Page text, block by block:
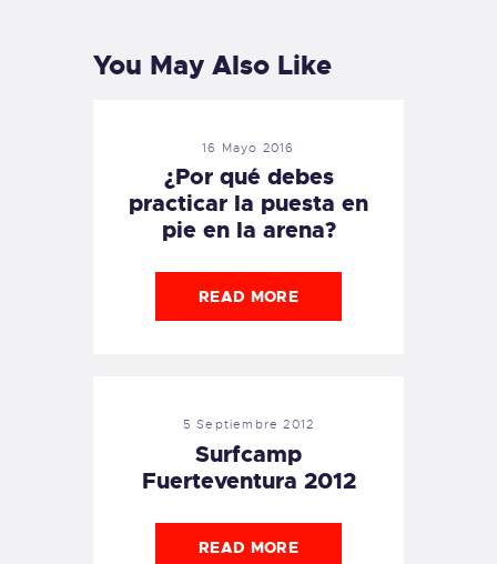
You May Also Like
16 Mayo 2016
¿Por qué debes
practicar la puesta en
pie en la arena?
READ MORE
5 Septiembre 2012
Surfcamp
Fuerteventura 2012
READ MORE